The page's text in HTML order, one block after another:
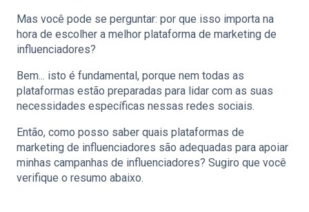
Mas você pode se perguntar: por que isso importa na
hora de escolher a melhor plataforma de marketing de
influenciadores?
Bem... isto é fundamental, porque nem todas as
plataformas estão preparadas para lidar com as suas
necessidades específicas nessas redes sociais.
Então, como posso saber quais plataformas de
marketing de influenciadores são adequadas para apoiar
minhas campanhas de influenciadores? Sugiro que você
verifique o resumo abaixo.